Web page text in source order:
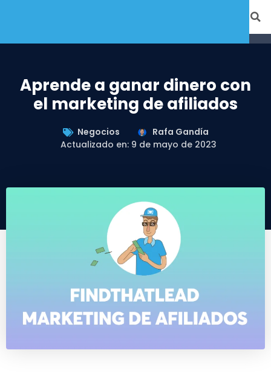
Aprende a ganar dinero con
el marketing de afiliados
Negocios
Rafa Gandía
Actualizado en: 9 de mayo de 2023